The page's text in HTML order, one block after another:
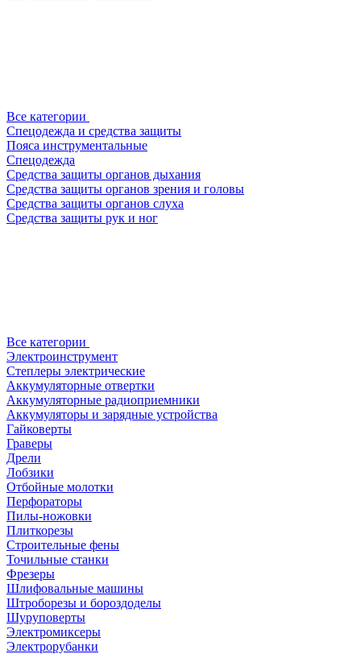
Все категории
Спецодежда и средства защиты
Пояса инструментальные
Спецодежда
Средства защиты органов дыхания
Средства защиты органов зрения и головы
Средства защиты органов слуха
Средства защиты рук и ног
Все категории
Электроинструмент
Степлеры электрические
Аккумуляторные отвертки
Аккумуляторные радиоприемники
Аккумуляторы и зарядные устройства
Гайковерты
Граверы
Дрели
Лобзики
Отбойные молотки
Перфораторы
Пилы-ножовки
Плиткорезы
Строительные фены
Точильные станки
Фрезеры
Шлифовальные машины
Штроборезы и бороздоделы
Шуруповерты
Электромиксеры
Электрорубанки